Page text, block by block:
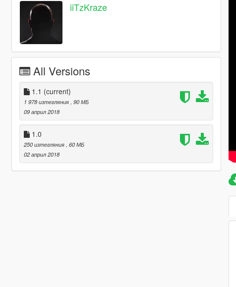
iiTzKraze
All Versions
1.1 (current)
1 978 изтегляния , 90 МБ
09 април 2018
1.0
250 изтегляния , 60 МБ
02 април 2018